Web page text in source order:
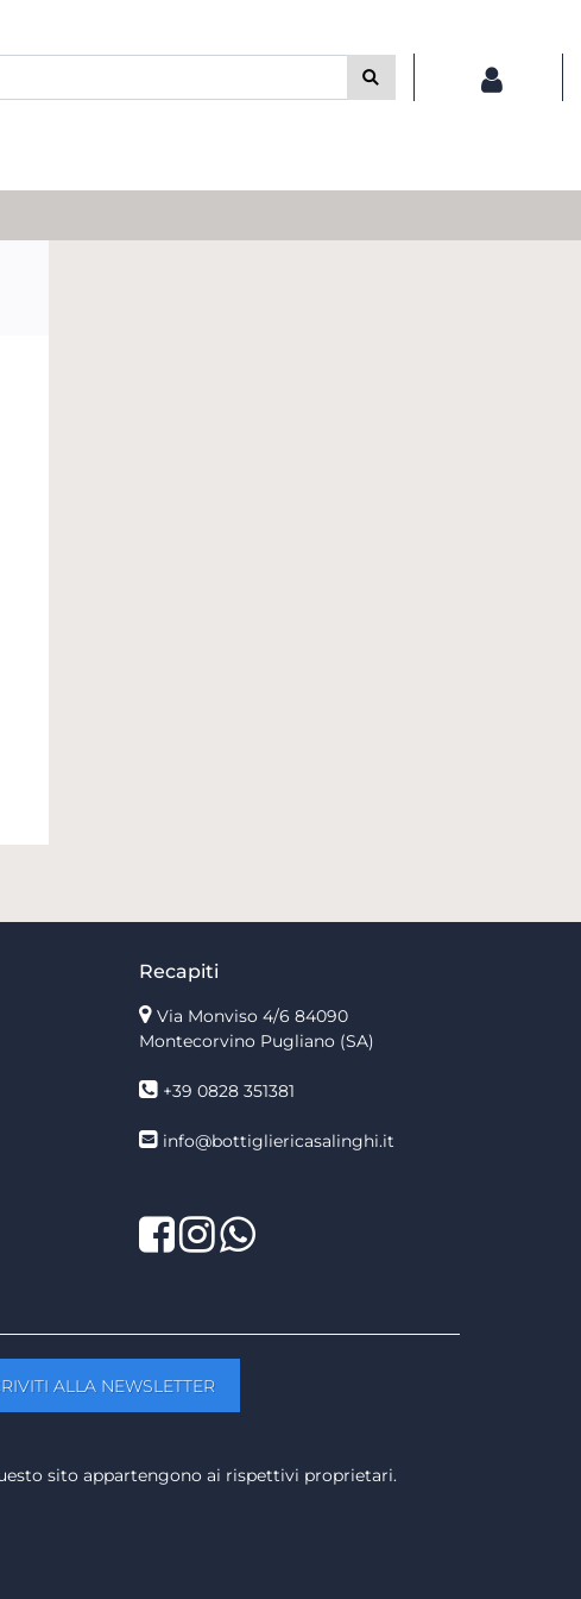
Recapiti
Via Monviso 4/6 84090
Montecorvino Pugliano (SA)
+39 0828 351381
info@bottigliericasalinghi.it
Facebook
TwitterLinkedIn
sito appartengono ai rispettivi proprietari.